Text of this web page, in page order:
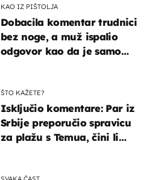
KAO IZ PIŠTOLJA
Dobacila komentar trudnici
bez noge, a muž ispalio
odgovor kao da je samo
ŠTO KAŽETE?
Isključio komentare: Par iz
Srbije preporučio spravicu
za plažu s Temua, čini li